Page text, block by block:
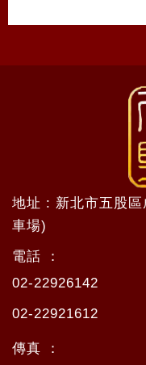
地址 : 新北市五股
車場)
電話 ：
02-22926142
02-22921612
傳真 ：